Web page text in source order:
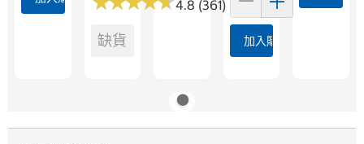
4.8 (361)
缺貨 加入購物車